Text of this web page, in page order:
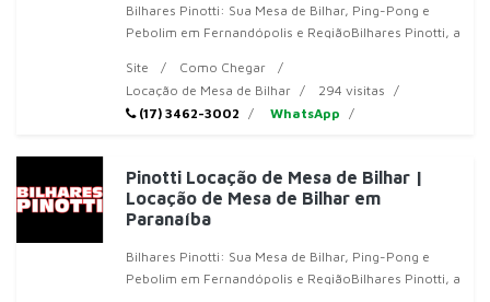
Bilhares Pinotti: Sua Mesa de Bilhar, Ping-Pong e
Pebolim em Fernandópolis e RegiãoBilhares Pinotti, a
Site
Como Chegar
Locação de Mesa de Bilhar
294 visitas
(17) 3462-3002
WhatsApp
Pinotti Locação de Mesa de Bilhar |
Locação de Mesa de Bilhar em
Paranaíba
Bilhares Pinotti: Sua Mesa de Bilhar, Ping-Pong e
Pebolim em Fernandópolis e RegiãoBilhares Pinotti, a